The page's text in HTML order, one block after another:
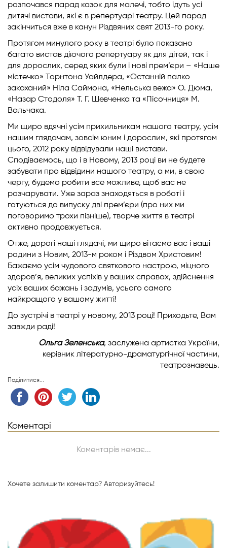
розпочався парад казок для малечі, тобто ідуть усі
дитячі вистави, які є в репертуарі театру. Цей парад
закінчиться вже в канун Різдвяних свят 2013-го року.
Протягом минулого року в театрі було показано
багато вистав діючого репертуару як для дітей, так і
для дорослих, серед яких були і нові прем’єри – «Наше
містечко» Торнтона Уайлдера, «Останній палко
закоханий» Ніла Саймона, «Нельська вежа» О. Дюма,
«Назар Стодоля» Т. Г. Шевченка та «Пісочниця» М.
Вальчака.
Ми щиро вдячні усім прихильникам нашого театру, усім
нашим глядачам, зовсім юним і дорослим, які протягом
цього, 2012 року відвідували наші вистави.
Сподіваємось, що і в Новому, 2013 році ви не будете
забувати про відвідини нашого театру, а ми, в свою
чергу, будемо робити все можливе, щоб вас не
розчарувати. Уже зараз знаходяться в роботі і
готуються до випуску дві прем’єри (про них ми
поговоримо трохи пізніше), творче життя в театрі
активно продовжується.
Отже, дорогі наші глядачі, ми щиро вітаємо вас і ваші
родини з Новим, 2013-м роком і Різдвом Христовим!
Бажаємо усім чудового святкового настрою, міцного
здоров’я, великих успіхів у ваших справах, здійснення
усіх ваших бажань і задумів, усього самого
найкращого у вашому житті!
До зустрічі в театрі у новому, 2013 році! Приходьте, Вам
завжди раді!
Ольга Зеленська, заслужена артистка України,
керівник літературно-драматургічної частини,
театрознавець.
Поділитися...
Коментарі
Коментарів немає...
Хочете залишити коментар? Авторизуйтесь!